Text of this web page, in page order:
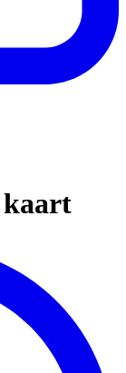
kaart